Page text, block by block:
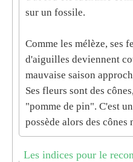
sur un fossile.
Comme les mélèze, ses
d'aiguilles deviennent
mauvaise saison
Ses fleurs sont des
"pomme de pin". C'est
possède alors des cônes
Les indices pour le